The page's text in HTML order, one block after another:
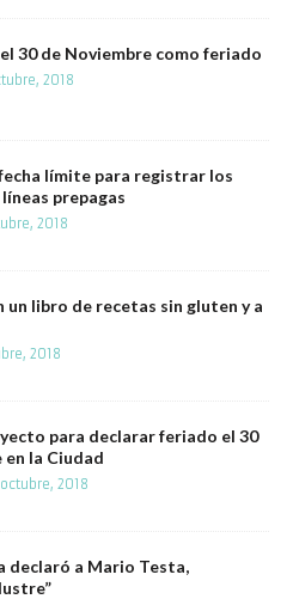
30 de Noviembre como feriado
2018
límite para registrar los
prepagas
2018
libro de recetas sin gluten y a
2018
para declarar feriado el 30
en la Ciudad
2018
declaró a Mario Testa,